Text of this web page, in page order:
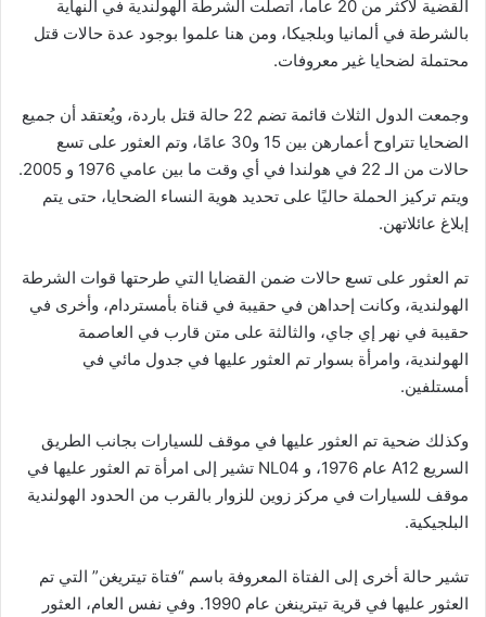
القضية لأكثر من 20 عاما، اتصلت الشرطة الهولندية في النهاية
بالشرطة في ألمانيا وبلجيكا، ومن هنا علموا بوجود عدة حالات قتل
محتملة لضحايا غير معروفات.
وجمعت الدول الثلاث قائمة تضم 22 حالة قتل باردة، ويُعتقد أن جميع
الضحايا تتراوح أعمارهن بين 15 و30 عامًا، وتم العثور على تسع
حالات من الـ 22 في هولندا في أي وقت ما بين عامي 1976 و 2005.
ويتم تركيز الحملة حاليًا على تحديد هوية النساء الضحايا، حتى يتم
إبلاغ عائلاتهن.
تم العثور على تسع حالات ضمن القضايا التي طرحتها قوات الشرطة
الهولندية، وكانت إحداهن في حقيبة في قناة بأمستردام، وأخرى في
حقيبة في نهر إي جاي، والثالثة على متن قارب في العاصمة
الهولندية، وامرأة بسوار تم العثور عليها في جدول مائي في
أمستلفين.
وكذلك ضحية تم العثور عليها في موقف للسيارات بجانب الطريق
السريع A12 عام 1976، و NL04 تشير إلى امرأة تم العثور عليها في
موقف للسيارات في مركز زوين للزوار بالقرب من الحدود الهولندية
البلجيكية.
تشير حالة أخرى إلى الفتاة المعروفة باسم “فتاة تيتريغن” التي تم
العثور عليها في قرية تيترينغن عام 1990. وفي نفس العام، العثور